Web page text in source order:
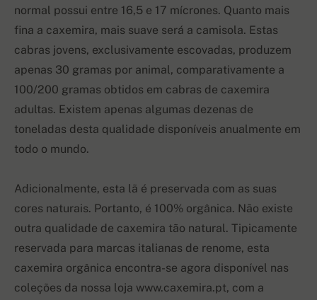
normal possui entre 16,5 e 17 mícrones. Quanto mais
fina a caxemira, mais suave será a camisola. Estas
cabras jovens, exclusivamente escovadas, produzem
apenas 30 gramas por animal, comparativamente a
100/200 gramas obtidos em cabras de caxemira
adultas. Existem apenas algumas dezenas de
toneladas desta qualidade disponíveis anualmente em
todo o mundo.
Adicionalmente, esta lã é preservada com as suas
cores naturais. Portanto, é 100% orgânica. Não existe
outra qualidade de caxemira tão natural. Tipicamente
reservada para marcas italianas de renome, esta
caxemira orgânica encontra-se agora disponível nas
coleções da nossa loja www.caxemira.pt, com a